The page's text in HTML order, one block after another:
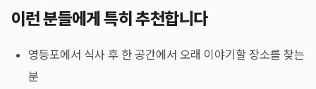
이런 분들에게 특히 추천합니다
영등포에서 식사 후 한 공간에서 오래 이야기할 장소를 찾는
분